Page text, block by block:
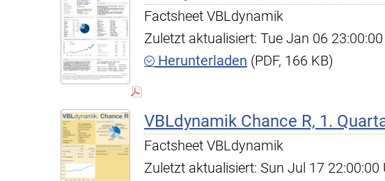
Factsheet VBLdynamik
Zuletzt aktualisiert: Tue Jan 06
Herunterladen (PDF, 166 KB)
VBLdynamik Chance R, 1.
Factsheet VBLdynamik
Zuletzt aktualisiert: Sun Jul 17 22:00:00